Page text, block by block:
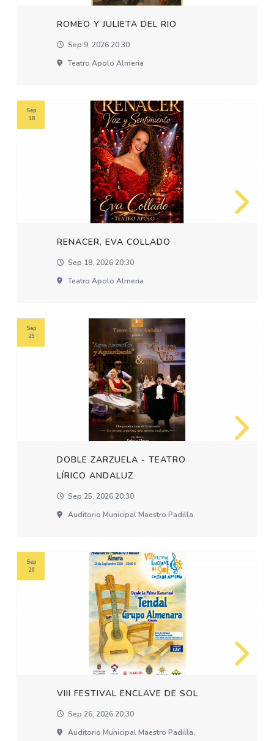
ROMEO Y JULIETA DEL RIO
Sep 9, 2026 20:30
Teatro Apolo Almeria
RENACER, EVA COLLADO
Sep 18, 2026 20:30
Teatro Apolo Almeria
Sep
18
DOBLE ZARZUELA - TEATRO
LÍRICO ANDALUZ
Sep 25, 2026 20:30
Auditorio Municipal Maestro Padilla.
Sep
25
VIII FESTIVAL ENCLAVE DE SOL
Sep 26, 2026 20:30
Auditorio Municipal Maestro Padilla.
Sep
26